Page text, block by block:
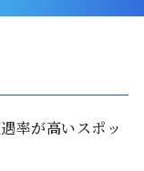
率が高いスポッ